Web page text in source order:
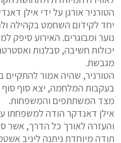
הטורניר אורגן על ידי אילן
יחד לקידום השחמט בקהילה
נוער ומבוגרים. האירוע סיפק
יכולות חשיבה, סבלנות
מגבשת.
הטורניר, שהיה אמור להתקיים
בעקבות המלחמה, יצא סוף סוף
מצד המשתתפים והמשפחות.
אילן דאנדקר הודה למשפחתו
והעזרה לאורך כל הדרך, אשר
תודה מיוחדת ניתנה ליניב